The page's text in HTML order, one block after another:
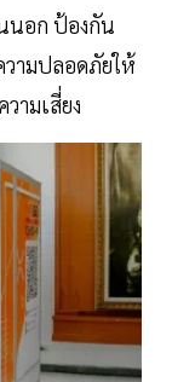
นอก ป้องกัน
วามปลอดภัยให้
ามเสี่ยง